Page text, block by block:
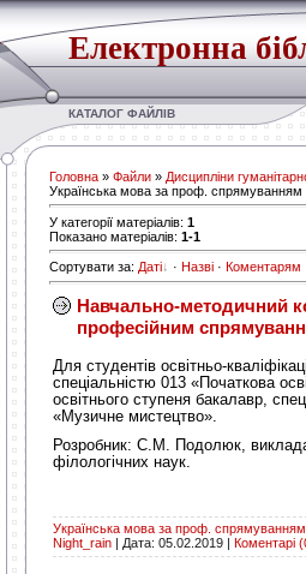
Електронна
КАТАЛОГ ФАЙЛІВ
Головна » Файли » Дисципліни
Українська мова за проф. спрямуванням
У категорії матеріалів: 1
Показано матеріалів: 1-1
Сортувати за: Даті · Назві · Коментарям
Навчально-методичний
професійним
Для студентів освітньо-
спеціальністю 013 «Початкова
освітнього ступеня бакалавр,
«Музичне мистецтво».
Розробник: С.М. Подолюк,
філологічних наук.
Українська мова за проф. спрямуванням
Night_rain | Дата: 05.02.2019 | Коментарі